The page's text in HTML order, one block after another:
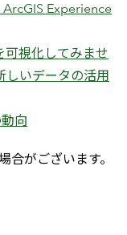
Experience
可視化してみませ
しいデータの活用
向
合がございます。